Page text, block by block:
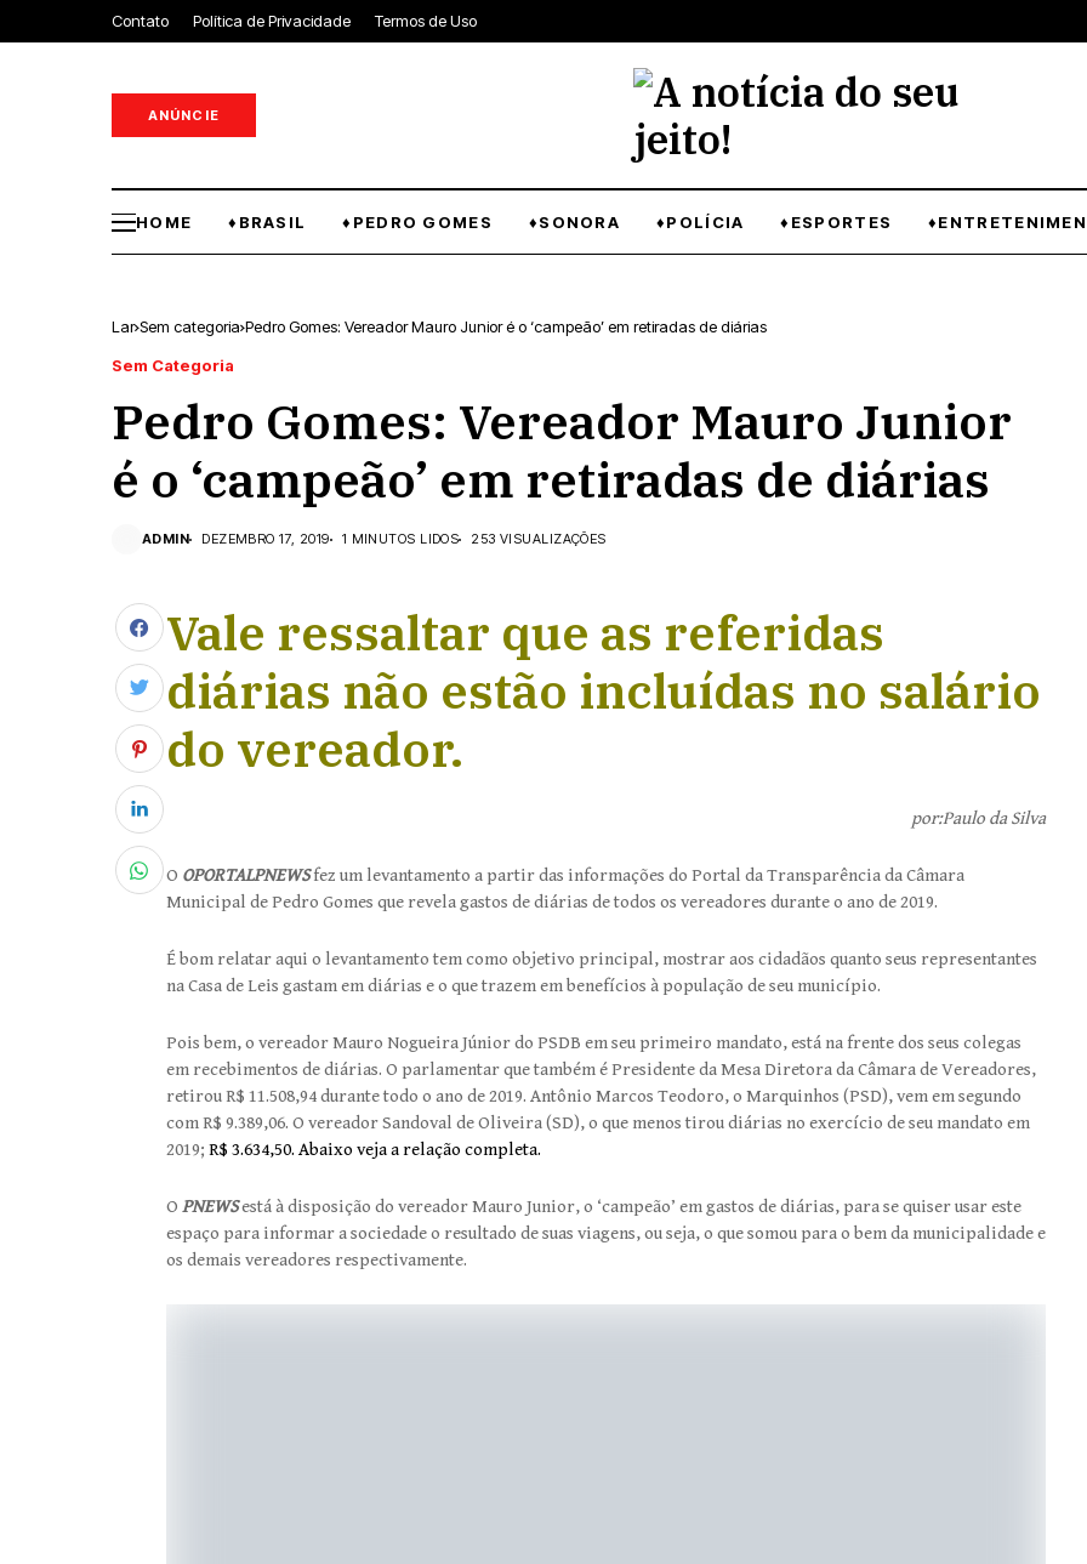
Contato Política de Privacidade Termos de Uso
ANÚNCIE
HOME ♦BRASIL ♦PEDRO GOMES ♦SONORA ♦POLÍCIA ♦ESPORTES
Lar Sem categoria Pedro Gomes: Vereador Mauro Junior é o ‘campeão’ em retiradas de diárias
Sem Categoria
Pedro Gomes: Vereador Mauro Junior
é o ‘campeão’ em retiradas de diárias
ADMIN DEZEMBRO 17, 2019 1 MINUTOS LIDOS 253 VISUALIZAÇÕES
Vale ressaltar que as referidas
diárias não estão incluídas no salário
do vereador.
por:Paulo da Silva
O OPORTALPNEWSfez um levantamento a partir das informações do Portal da Transparência da Câmara
Municipal de Pedro Gomes que revela gastos de diárias de todos os vereadores durante o ano de 2019.
É bom relatar aqui o levantamento tem como objetivo principal, mostrar aos cidadãos quanto seus representantes
na Casa de Leis gastam em diárias e o que trazem em benefícios à população de seu município.
Pois bem, o vereador Mauro Nogueira Júnior do PSDB em seu primeiro mandato, está na frente dos seus colegas
em recebimentos de diárias. O parlamentar que também é Presidente da Mesa Diretora da Câmara de Vereadores,
retirou R$ 11.508,94 durante todo o ano de 2019. Antônio Marcos Teodoro, o Marquinhos (PSD), vem em segundo
com R$ 9.389,06. O vereador Sandoval de Oliveira (SD), o que menos tirou diárias no exercício de seu mandato em
2019; R$ 3.634,50. Abaixo veja a relação completa.
O PNEWSestá à disposição do vereador Mauro Junior, o ‘campeão’ em gastos de diárias, para se quiser usar este
espaço para informar a sociedade o resultado de suas viagens, ou seja, o que somou para o bem da municipalidade e
os demais vereadores respectivamente.